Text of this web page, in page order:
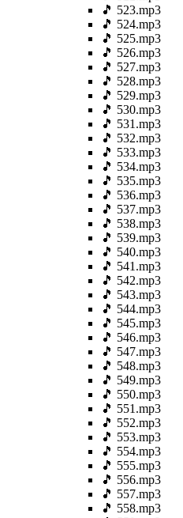
🎵 523.mp3
🎵 524.mp3
🎵 525.mp3
🎵 526.mp3
🎵 527.mp3
🎵 528.mp3
🎵 529.mp3
🎵 530.mp3
🎵 531.mp3
🎵 532.mp3
🎵 533.mp3
🎵 534.mp3
🎵 535.mp3
🎵 536.mp3
🎵 537.mp3
🎵 538.mp3
🎵 539.mp3
🎵 540.mp3
🎵 541.mp3
🎵 542.mp3
🎵 543.mp3
🎵 544.mp3
🎵 545.mp3
🎵 546.mp3
🎵 547.mp3
🎵 548.mp3
🎵 549.mp3
🎵 550.mp3
🎵 551.mp3
🎵 552.mp3
🎵 553.mp3
🎵 554.mp3
🎵 555.mp3
🎵 556.mp3
🎵 557.mp3
🎵 558.mp3